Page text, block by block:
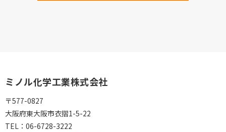
ミノル化学工業株式会社
〒577-0827
大阪府東大阪市衣摺1-5-22
TEL： 06-6728-3222